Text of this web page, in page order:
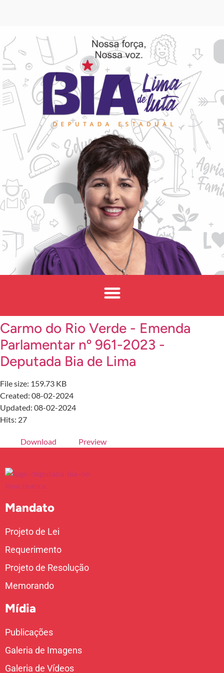
Carmo do Rio Verde - Emenda
Parlamentar nº 961-2023 -
Deputada Bia de Lima
File size: 159.73 KB
Created: 08-02-2024
Updated: 08-02-2024
Hits: 27
Download Preview
Mandato
Projeto de Lei
Requerimento
Projeto de Resolução
Memorando
Mídia
Publicações
Galeria de Imagens
Galeria de Vídeos